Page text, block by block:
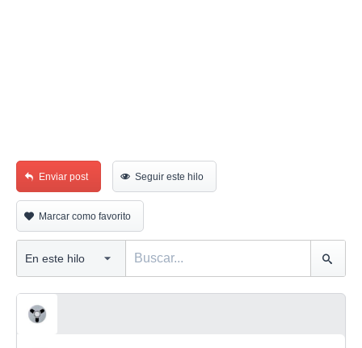
Enviar post Seguir este hilo
Marcar como favorito